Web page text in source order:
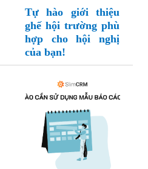
Tự hào giới thiệu
ghế hội trường phù
hợp cho hội nghị
của bạn!